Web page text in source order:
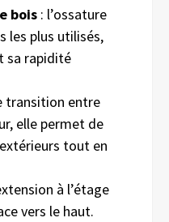
bois : l’ossature
les plus utilisés,
sa rapidité
transition entre
elle permet de
tout en
à l’étage
vers le haut.